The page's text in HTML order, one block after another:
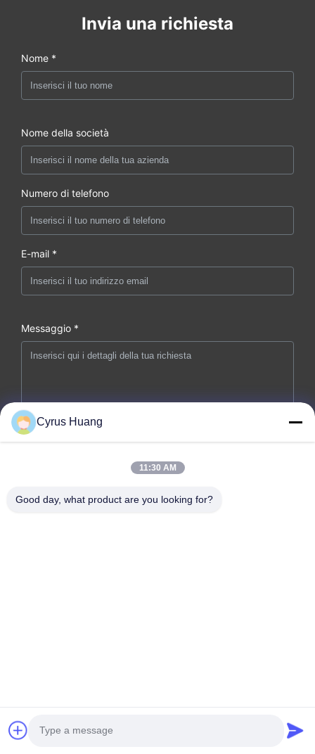
Invia una richiesta
Nome *
Nome della società
Numero di telefono
E-mail *
Messaggio *
Invia ora
Controllo Della Qualità
Contattaci
Cyrus Huang
11:30 AM
Good day, what product are you looking for?